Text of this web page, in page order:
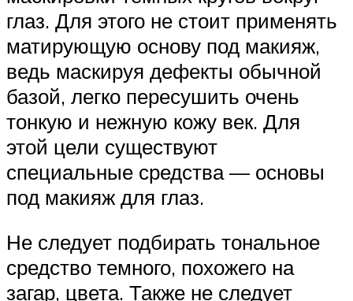
глаз. Для этого не стоит применять
матирующую основу под макияж,
ведь маскируя дефекты обычной
базой, легко пересушить очень
тонкую и нежную кожу век. Для
этой цели существуют
специальные средства — основы
под макияж для глаз.
Не следует подбирать тональное
средство темного, похожего на
загар, цвета. Также не следует